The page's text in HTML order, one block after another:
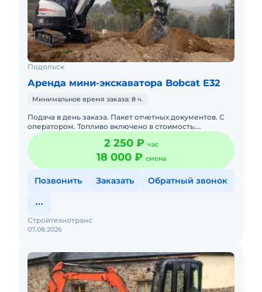
Подольск
Аренда мини-экскаватора Bobcat E32
Минимальное время заказа: 8 ч.
Подача в день заказа. Пакет отчетных документов. С
оператором. Топливо включено в стоимость.
Долгосрочная аренда. Краткосрочная аренда. Техника
с малой наработк
2 250 ₽ час
18 000 ₽ смена
Позвонить Заказать Обратный звонок
07.08.2026
Стройтехнотранс